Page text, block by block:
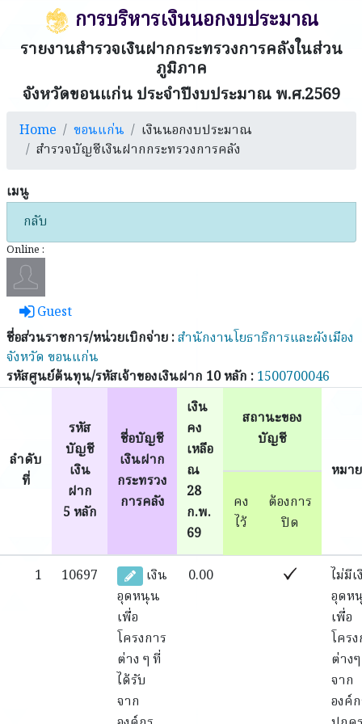
การบริหารเงินนอกงบประมาณ
รายงานสำรวจเงินฝากกระทรวงการคลังในส่วน
ภูมิภาค
จังหวัดขอนแก่น ประจำปีงบประมาณ พ.ศ.2569
Home ขอนแก่น
เงินนอกงบประมาณ
สำรวจบัญชีเงินฝากกระทรวงการคลัง
เมนู
กลับ
Online :
Guest
ชื่อส่วนราชการ/หน่วยเบิกจ่าย :สำนักงานโยธาธิการและผังเมือง
จังหวัด ขอนแก่น
รหัสศูนย์ต้นทุน/รหัสเจ้าของเงินฝาก 10 หลัก :1500700046
ลำดับ
ที่
รหัส
บัญชี
เงิน
ฝาก
5 หลัก
ชื่อบัญชี
เงินฝาก
กระทรวง
การคลัง
เงิน
คง
เหลือ
ณ
28
ก.พ.
69
สถานะของ
บัญชี
หมา
คง
ไว้
ต้องการ
ปิด
1 10697
เงิน
อุดหนุน
เพื่อ
โครงการ
ต่าง ๆ ที่
ได้รับ
จาก
0.00
ไม่มี
อุดห
เพื่อ
โคร
ต่างๆ
จาก
องค์